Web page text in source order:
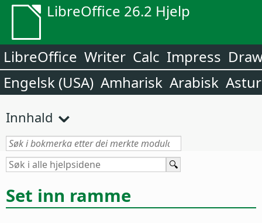
LibreOffice 26.2 Hjelp
LibreOffice Writer Calc Impress
Engelsk (USA) Amharisk Arabisk
Innhald
Set inn ramme